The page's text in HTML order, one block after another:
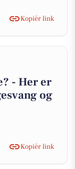
Kopiér link
- Her er
og
Kopiér link